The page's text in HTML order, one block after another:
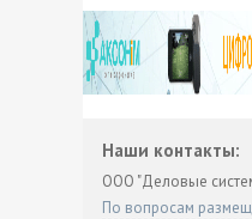
Наши контакты:
ООО "Деловые
По вопросам